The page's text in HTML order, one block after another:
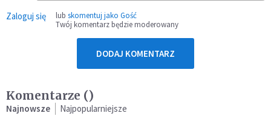
Zaloguj się lub skomentuj jako Gość
Twój komentarz będzie moderowany
DODAJ KOMENTARZ
Komentarze ()
Najnowsze Najpopularniejsze